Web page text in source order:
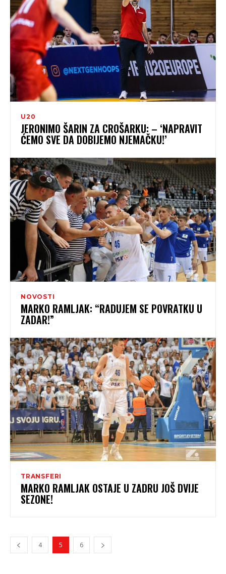
U20
JERONIMO ŠARIN ZA CROŠARKU: – ‘NAPRAVIT
ĆEMO SVE DA DOBIJEMO NJEMAČKU!’
NOVOSTI
MARKO RAMLJAK: “RADUJEM SE POVRATKU U
ZADAR!”
TRANSFERI
MARKO RAMLJAK OSTAJE U ZADRU JOŠ DVIJE
SEZONE!
4 5 6